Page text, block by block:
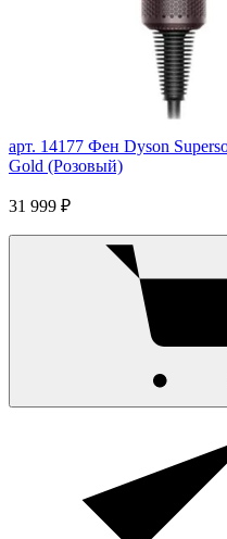
арт. 14177 Фен Dyson
Gold (Розовый)
31 999 ₽